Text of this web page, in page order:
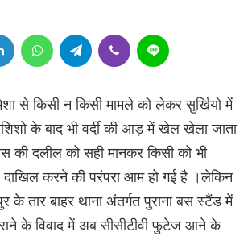
LinkedIn WhatsAppTelegram Viber
से किसी न किसी मामले को लेकर सुर्खियो में
के बाद भी वर्दी की आड़ में खेल खेला जाता
की दलील को सही मानकर किसी को भी
करने की परंपरा आम हो गई है ।लेकिन
के तार बाहर थाना अंतर्गत पुराना बस स्टैंड में
के विवाद में अब सीसीटीवी फुटेज आने के